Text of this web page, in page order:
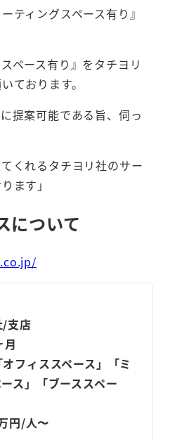
ティングスペース有り』
ペース有り』をタチヨリ
ております。
提案可能である旨、伺っ
くれるタチヨリ社のサー
ます」
について
/支店
月
フィススペース」「ミ
ス」「ブーススペー
円/人〜